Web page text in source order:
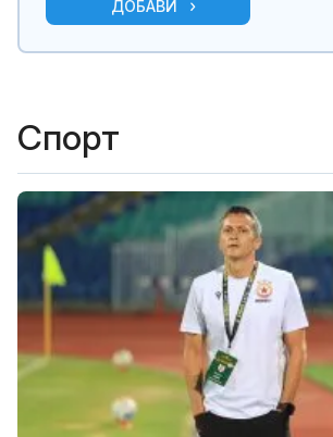
ДОБАВИ
Спорт